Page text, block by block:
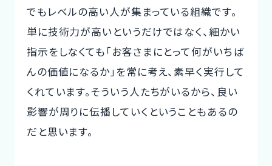
でもレベルの高い人が集まっている組織です。
単に技術力が高いというだけではなく、細かい
指示をしなくても「お客さまにとって何がいちば
んの価値になるか」を常に考え、素早く実行して
くれています。そういう人たちがいるから、良い
影響が周りに伝播していくということもあるの
だと思います。